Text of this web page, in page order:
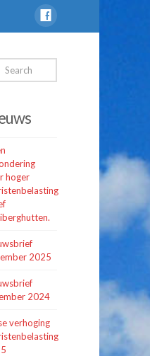
hoger
2025
2024
verhoging